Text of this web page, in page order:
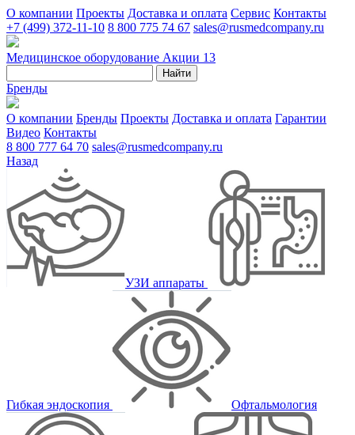
О компании Проекты Доставка и оплата Сервис Контакты
+7 (499) 372-11-10 8 800 775 74 67 sales@rusmedcompany.ru
Медицинское оборудование Акции 13
Найти
Бренды
О компании Бренды Проекты Доставка и оплата Гарантии
Видео Контакты
8 800 777 64 70 sales@rusmedcompany.ru
Назад
УЗИ аппараты
Гибкая эндоскопия Офтальмология